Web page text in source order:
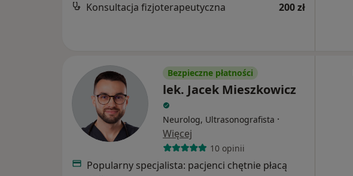
Konsultacja fizjoterapeutyczna 200 zł
Bezpieczne płatności
lek. Jacek Mieszkowicz
Neurolog, Ultrasonografista ·
Więcej
10 opinii
Popularny specjalista: pacjenci chętnie płacą